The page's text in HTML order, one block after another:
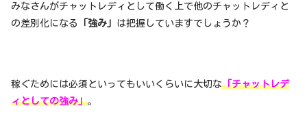
みなさんがチャットレディとして働く上で他のチャットレディと
の差別化になる
「強み」 は把握していますでしょうか？
稼ぐためには必須といってもいいくらいに大切な「チャットレデ
ィとしての強み」。